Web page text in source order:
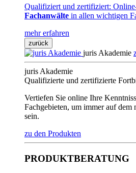
Qualifiziert und zertifiziert:
Fachanwälte in allen wichtigen
mehr erfahren
zurück
juris Akademie
juris Akademie
Qualifizierte und zertifizierte
Vertiefen Sie online Ihre
Fachgebieten, um immer auf dem
sein.
zu den Produkten
PRODUKTBERATUNG